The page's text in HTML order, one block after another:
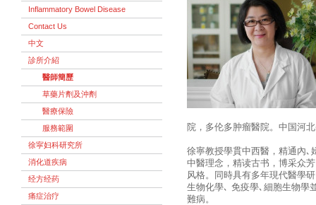
Inflammatory Bowel Disease
Contact Us
中文
診所介紹
醫師簡歷
草藥片劑及沖劑
醫療保險
服務範圍
徐寜妇科研究所
消化道疾病
经方经药
痛症治疗
院，多伦多肿瘤醫院。中国河
徐寧教授學貫中西醫，精通內､
中醫理念，精读古书，博采众
风格。同時具有多年現代醫學
生物化學､ 免疫學､細胞生物學
難病。